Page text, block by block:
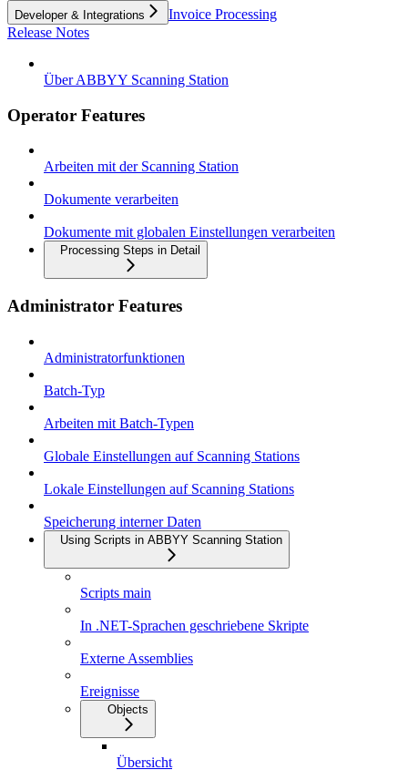
Developer & Integrations
Invoice Processing
Release Notes
Über ABBYY Scanning Station
Operator Features
Arbeiten mit der Scanning Station
Dokumente verarbeiten
Dokumente mit globalen Einstellungen verarbeiten
Processing Steps in Detail
Administrator Features
Administratorfunktionen
Batch-Typ
Arbeiten mit Batch-Typen
Globale Einstellungen auf Scanning Stations
Lokale Einstellungen auf Scanning Stations
Speicherung interner Daten
Using Scripts in ABBYY Scanning Station
Scripts main
In .NET-Sprachen geschriebene Skripte
Externe Assemblies
Ereignisse
Objects
Übersicht